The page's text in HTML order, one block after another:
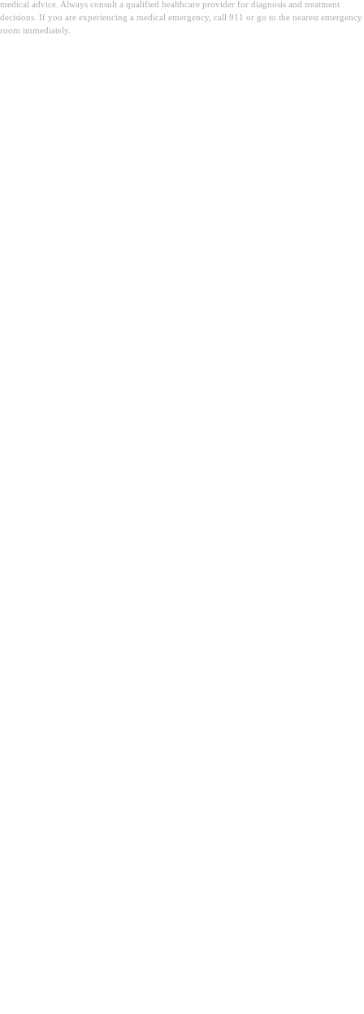
medical advice. Always consult a qualified healthcare provider for diagnosis and treatment
decisions. If you are experiencing a medical emergency, call 911 or go to the nearest emergency
room immediately.